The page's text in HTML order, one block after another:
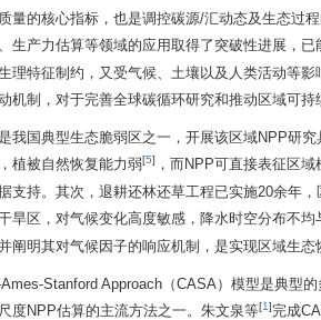
量的核心指标，也是调控碳源/汇动态及生态过
生产力估算等领域的应用取得了突破性进展，
理特征制约，又受气候、土壤以及人类活动等
机制，对于完善全球碳循环研究和推动区域可持
我国典型生态脆弱区之一，开展该区域NPP研
植被自然恢复能力弱[5] ，而NPP可直接表征区
支持。其次，退耕还林还草工程已实施20余年
旱区，对气候变化高度敏感，降水时空分布不
阐明其对气候因子的响应机制，是实现区域生态
Stanford Approach（CASA）模型是典型
度NPP估算的主流方法之一。朱文泉等[1]完成